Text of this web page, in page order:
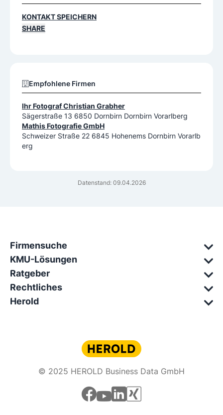
Datenstand: 09.04.2026
KONTAKT SPEICHERN
SHARE
Empfohlene Firmen
Ihr Fotograf Christian Grabher
Sägerstraße 13 6850 Dornbirn Dornbirn Vorarlberg
Mathis Fotografie GmbH
Schweizer Straße 22 6845 Hohenems Dornbirn Vorarlb
erg
Firmensuche
KMU-Lösungen
Ratgeber
Rechtliches
Herold
© 2025 HEROLD Business Data GmbH